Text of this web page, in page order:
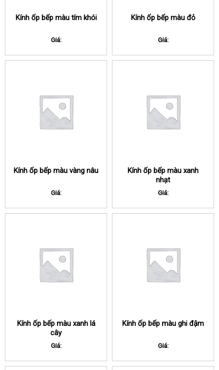
Kính ốp bếp màu tím khói
Giá:
Kính ốp bếp màu đỏ
Giá:
Kính ốp bếp màu vàng nâu
Giá:
Kính ốp bếp màu xanh
nhạt
Giá:
Kính ốp bếp màu xanh lá
cây
Giá:
Kính ốp bếp màu ghi đậm
Giá: